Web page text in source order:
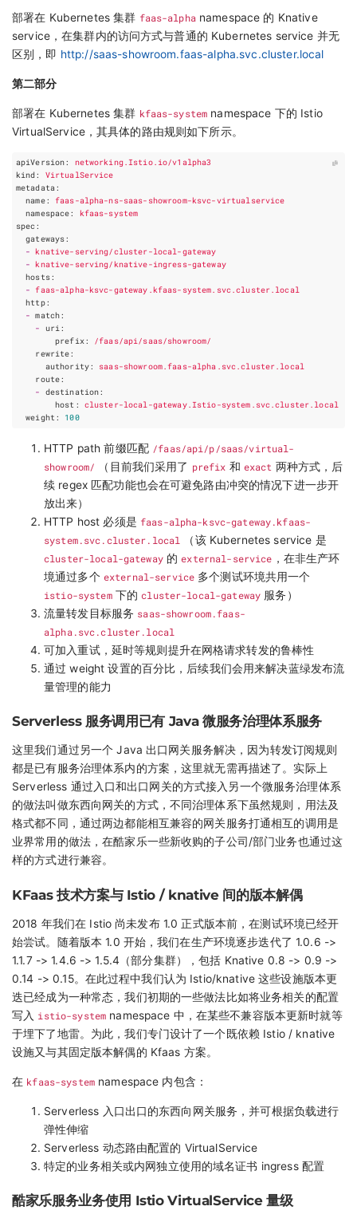
部署在 Kubernetes 集群 faas-alphanamespace 的 Knative
service，在集群内的访问方式与普通的 Kubernetes service 并无
区别，即 http://saas-showroom.faas-alpha.svc.cluster.local
第二部分
部署在 Kubernetes 集群 kfaas-system namespace 下的 Istio
VirtualService，其具体的路由规则如下所示。
apiVersion:
networking.Istio.io/v1alpha3
kind:
VirtualService
metadata:
name:
faas-alpha-ns-saas-showroom-ksvc-virtualservice
namespace:
kfaas-system
spec :
gateways:
- knative-serving/cluster-local-gateway
- knative-serving/knative-ingress-gateway
hosts:
- faas-alpha-ksvc-gateway.kfaas-system.svc.cluster.local
http:
- match:
-
uri:
prefix:
/faas/api/saas/showroom/
rewrite:
authority:
saas-showroom.faas-alpha.svc.cluster.local
route:
-
destination:
host :
cluster-local-gateway.Istio-system.svc.cluster.local
weight : 100
HTTP path 前缀匹配 /faas/api/p/saas/virtual-
showroom/ （目前我们采用了 prefix 和 exact 两种方式，后
续 regex 匹配功能也会在可避免路由冲突的情况下进一步开
放出来）
HTTP host 必须是 faas-alpha-ksvc-gateway.kfaas-
system.svc.cluster.local
（该 Kubernetes service 是
cluster-local-gateway的external-service ，在非生产环
境通过多个 external-service 多个测试环境共用一个
istio-system下的cluster-local-gateway 服务）
流量转发目标服务 saas-showroom.faas-
alpha.svc.cluster.local
可加入重试，延时等规则提升在网格请求转发的鲁棒性
通过 weight 设置的百分比，后续我们会用来解决蓝绿发布流
量管理的能力
Serverless 服务调用已有 Java 微服务治理体系服务
这里我们通过另一个 Java 出口网关服务解决，因为转发订阅规则
都是已有服务治理体系内的方案，这里就无需再描述了。实际上
Serverless 通过入口和出口网关的方式接入另一个微服务治理体系
的做法叫做东西向网关的方式，不同治理体系下虽然规则，用法及
格式都不同，通过两边都能相互兼容的网关服务打通相互的调用是
业界常用的做法，在酷家乐一些新收购的子公司/部门业务也通过这
样的方式进行兼容。
KFaas 技术方案与 Istio / knative 间的版本解偶
2018 年我们在 Istio 尚未发布 1.0 正式版本前，在测试环境已经开
始尝试。随着版本 1.0 开始，我们在生产环境逐步迭代了 1.0.6 ->
1.1.7 -> 1.4.6 -> 1.5.4（部分集群），包括 Knative 0.8 -> 0.9 ->
0.14 -> 0.15。在此过程中我们认为 Istio/knative 这些设施版本更
迭已经成为一种常态，我们初期的一些做法比如将业务相关的配置
写入 istio-system namespace 中，在某些不兼容版本更新时就等
于埋下了地雷。为此，我们专门设计了一个既依赖 Istio / knative
设施又与其固定版本解偶的 Kfaas 方案。
在 kfaas-systemnamespace 内包含：
Serverless 入口出口的东西向网关服务，并可根据负载进行
弹性伸缩
Serverless 动态路由配置的 VirtualService
特定的业务相关或内网独立使用的域名证书 ingress 配置
酷家乐服务业务使用 Istio VirtualService 量级